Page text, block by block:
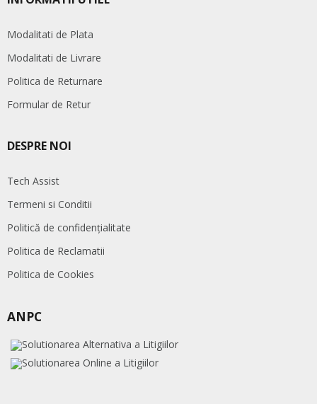
Modalitati de Plata
Modalitati de Livrare
Politica de Returnare
Formular de Retur
DESPRE NOI
Tech Assist
Termeni si Conditii
Politică de confidențialitate
Politica de Reclamatii
Politica de Cookies
ANPC